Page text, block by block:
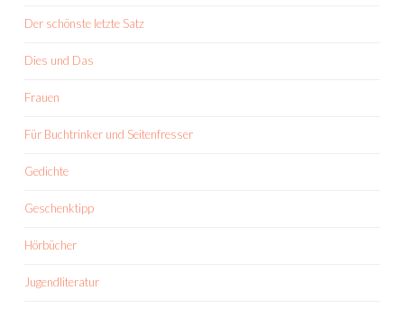
Der schönste letzte Satz
Dies und Das
Frauen
Für Buchtrinker und Seitenfresser
Gedichte
Geschenktipp
Hörbücher
Jugendliteratur